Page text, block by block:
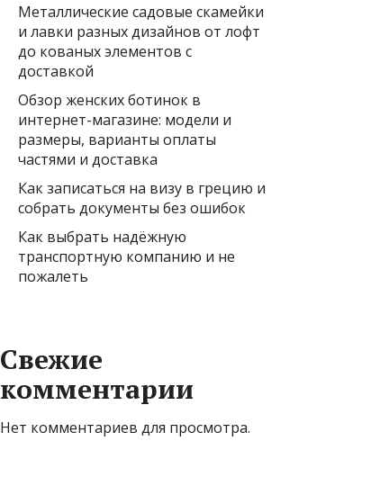
Металлические садовые скамейки
и лавки разных дизайнов от лофт
до кованых элементов с
доставкой
Обзор женских ботинок в
интернет-магазине: модели и
размеры, варианты оплаты
частями и доставка
Как записаться на визу в грецию и
собрать документы без ошибок
Как выбрать надёжную
транспортную компанию и не
пожалеть
Свежие
комментарии
Нет комментариев для просмотра.